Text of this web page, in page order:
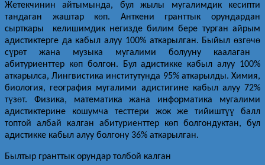
Жетекчинин айтымында, бул жылы мугалимдик кесипти
тандаган жаштар көп. Анткени гранттык орундардан
сырткары келишимдик негизде билим бере турган айрым
адистиктерге да кабыл алуу 100% аткарылган. Быйыл өзгөчө
сүрөт жана музыка мугалими болууну каалаган
абитуриенттер көп болгон. Бул адистикке кабыл алуу 100%
аткарылса, Лингвистика институтунда 95% аткарылды. Химия,
биология, география мугалими адистигине кабыл алуу 72%
түзөт. Физика, математика жана информатика мугалими
адистиктерине кошумча тесттери жок же тийиштүү балл
топтой албай калган абитуриенттер көп болгондуктан, бул
адистикке кабыл алуу болгону 36% аткарылган.
Былтыр гранттык орундар толбой калган